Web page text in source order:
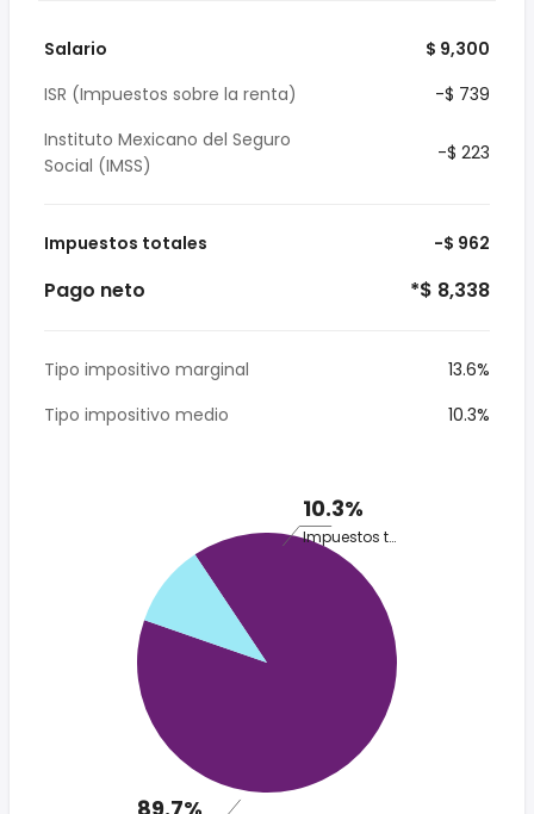
Salario
$ 9,300
ISR (Impuestos sobre la renta)
-$ 739
Instituto Mexicano del Seguro
Social (IMSS)
-$ 223
Impuestos totales -$ 962
Pago neto *$ 8,338
Tipo impositivo marginal
13.6%
Tipo impositivo medio
10.3%
10.3%
Impuestos totales